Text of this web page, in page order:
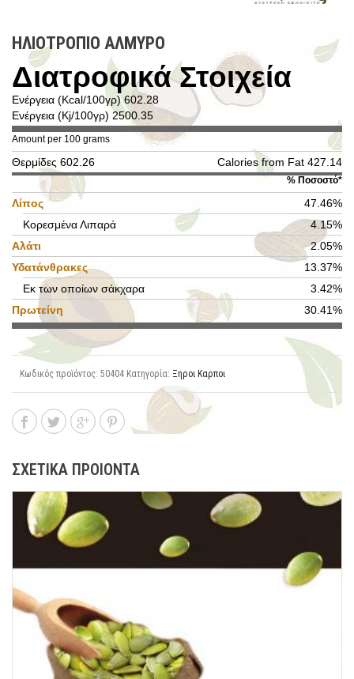
ΗΛΙΟΤΡΟΠΙΟ ΑΛΜΥΡΟ
Διατροφικά Στοιχεία
Ενέργεια (Kcal/100γρ) 602.28
Ενέργεια (Kj/100γρ) 2500.35
Amount per 100 grams
Θερμίδες 602.26 Calories from Fat 427.14
% Ποσοστό*
Λίπος
47.46%
Κορεσμένα Λιπαρά
4.15%
Αλάτι
2.05%
Υδατάνθρακες
13.37%
Εκ των οποίων σάκχαρα
3.42%
Πρωτείνη
30.41%
Κωδικός προϊόντος: 50404 Κατηγορία: Ξηροι Καρποι
ΣΧΕΤΙΚΑ ΠΡΟΙΟΝΤΑ